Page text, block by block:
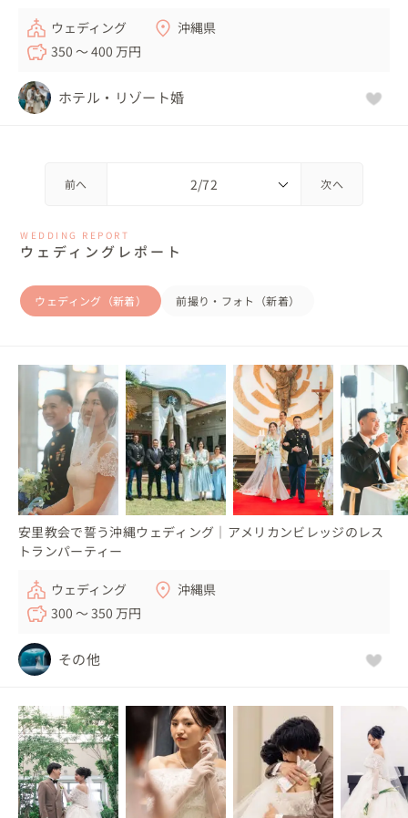
ウェディング
沖縄県
350 〜 400 万円
ホテル・リゾート婚
前へ 次へ
WEDDING REPORT
ウェディングレポート
ウェディング（新着） 前撮り・フォト（新着）
安里教会で誓う沖縄ウェディング｜アメリカンビレッジのレス
トランパーティー
ウェディング
沖縄県
300 〜 350 万円
その他